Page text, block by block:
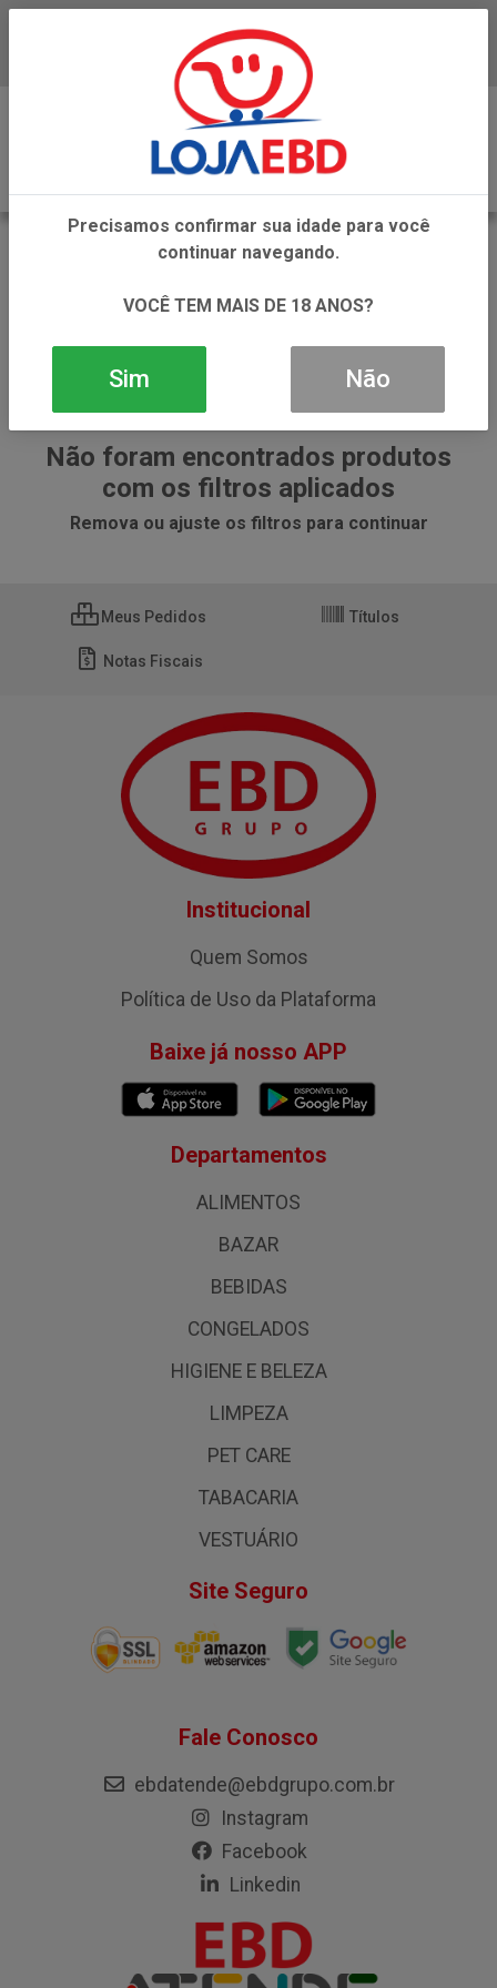
Não foram encontrados produtos
com os filtros aplicados
Remova ou ajuste os filtros para continuar
Meus Pedidos Títulos
Notas Fiscais
Institucional
Quem Somos
Política de Uso da Plataforma
Baixe já nosso APP
Departamentos
ALIMENTOS
BAZAR
BEBIDAS
CONGELADOS
HIGIENE E BELEZA
LIMPEZA
PET CARE
TABACARIA
VESTUÁRIO
Site Seguro
Fale Conosco
ebdatende@ebdgrupo.com.br
Instagram
Facebook
Linkedin
Precisamos confirmar sua idade para você
continuar navegando.
VOCÊ TEM MAIS DE 18 ANOS?
Sim Não